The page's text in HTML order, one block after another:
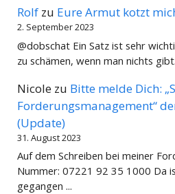
Rolf zu Eure Armut kotzt
2. September 2023
@dobschat Ein Satz ist sehr
zu schämen, wenn man nichts
Nicole zu Bitte melde Dich:
Forderungsmanagement“
(Update)
31. August 2023
Auf dem Schreiben bei meiner
Nummer: 07221 92 35 1000 Da
gegangen ...